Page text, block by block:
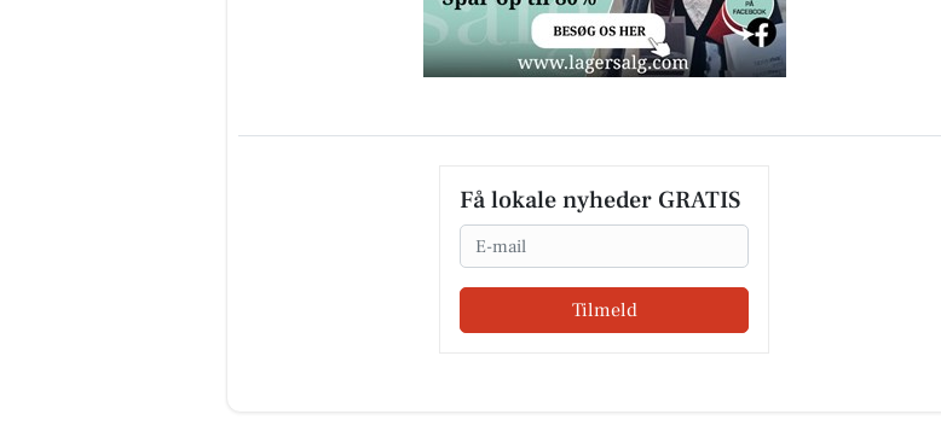
Få lokale nyheder GRATIS
Email
Tilmeld